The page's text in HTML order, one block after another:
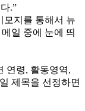
.”
모지를 통해서 뉴
일 중에 눈에 띄
연령, 활동영역,
제목을 선정하면